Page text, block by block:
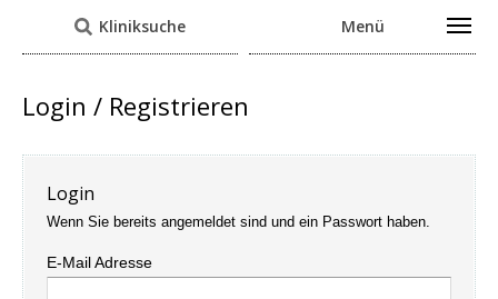
Kliniksuche Menü
Login / Registrieren
Login
Wenn Sie bereits angemeldet sind und ein Passwort haben.
E-Mail Adresse